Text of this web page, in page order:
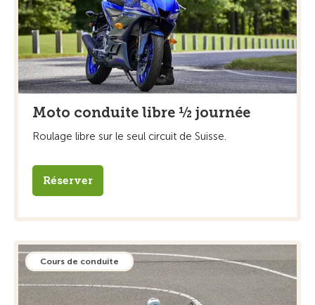
Moto conduite libre ½ journée
Roulage libre sur le seul circuit de Suisse.
Réserver
Cours de conduite